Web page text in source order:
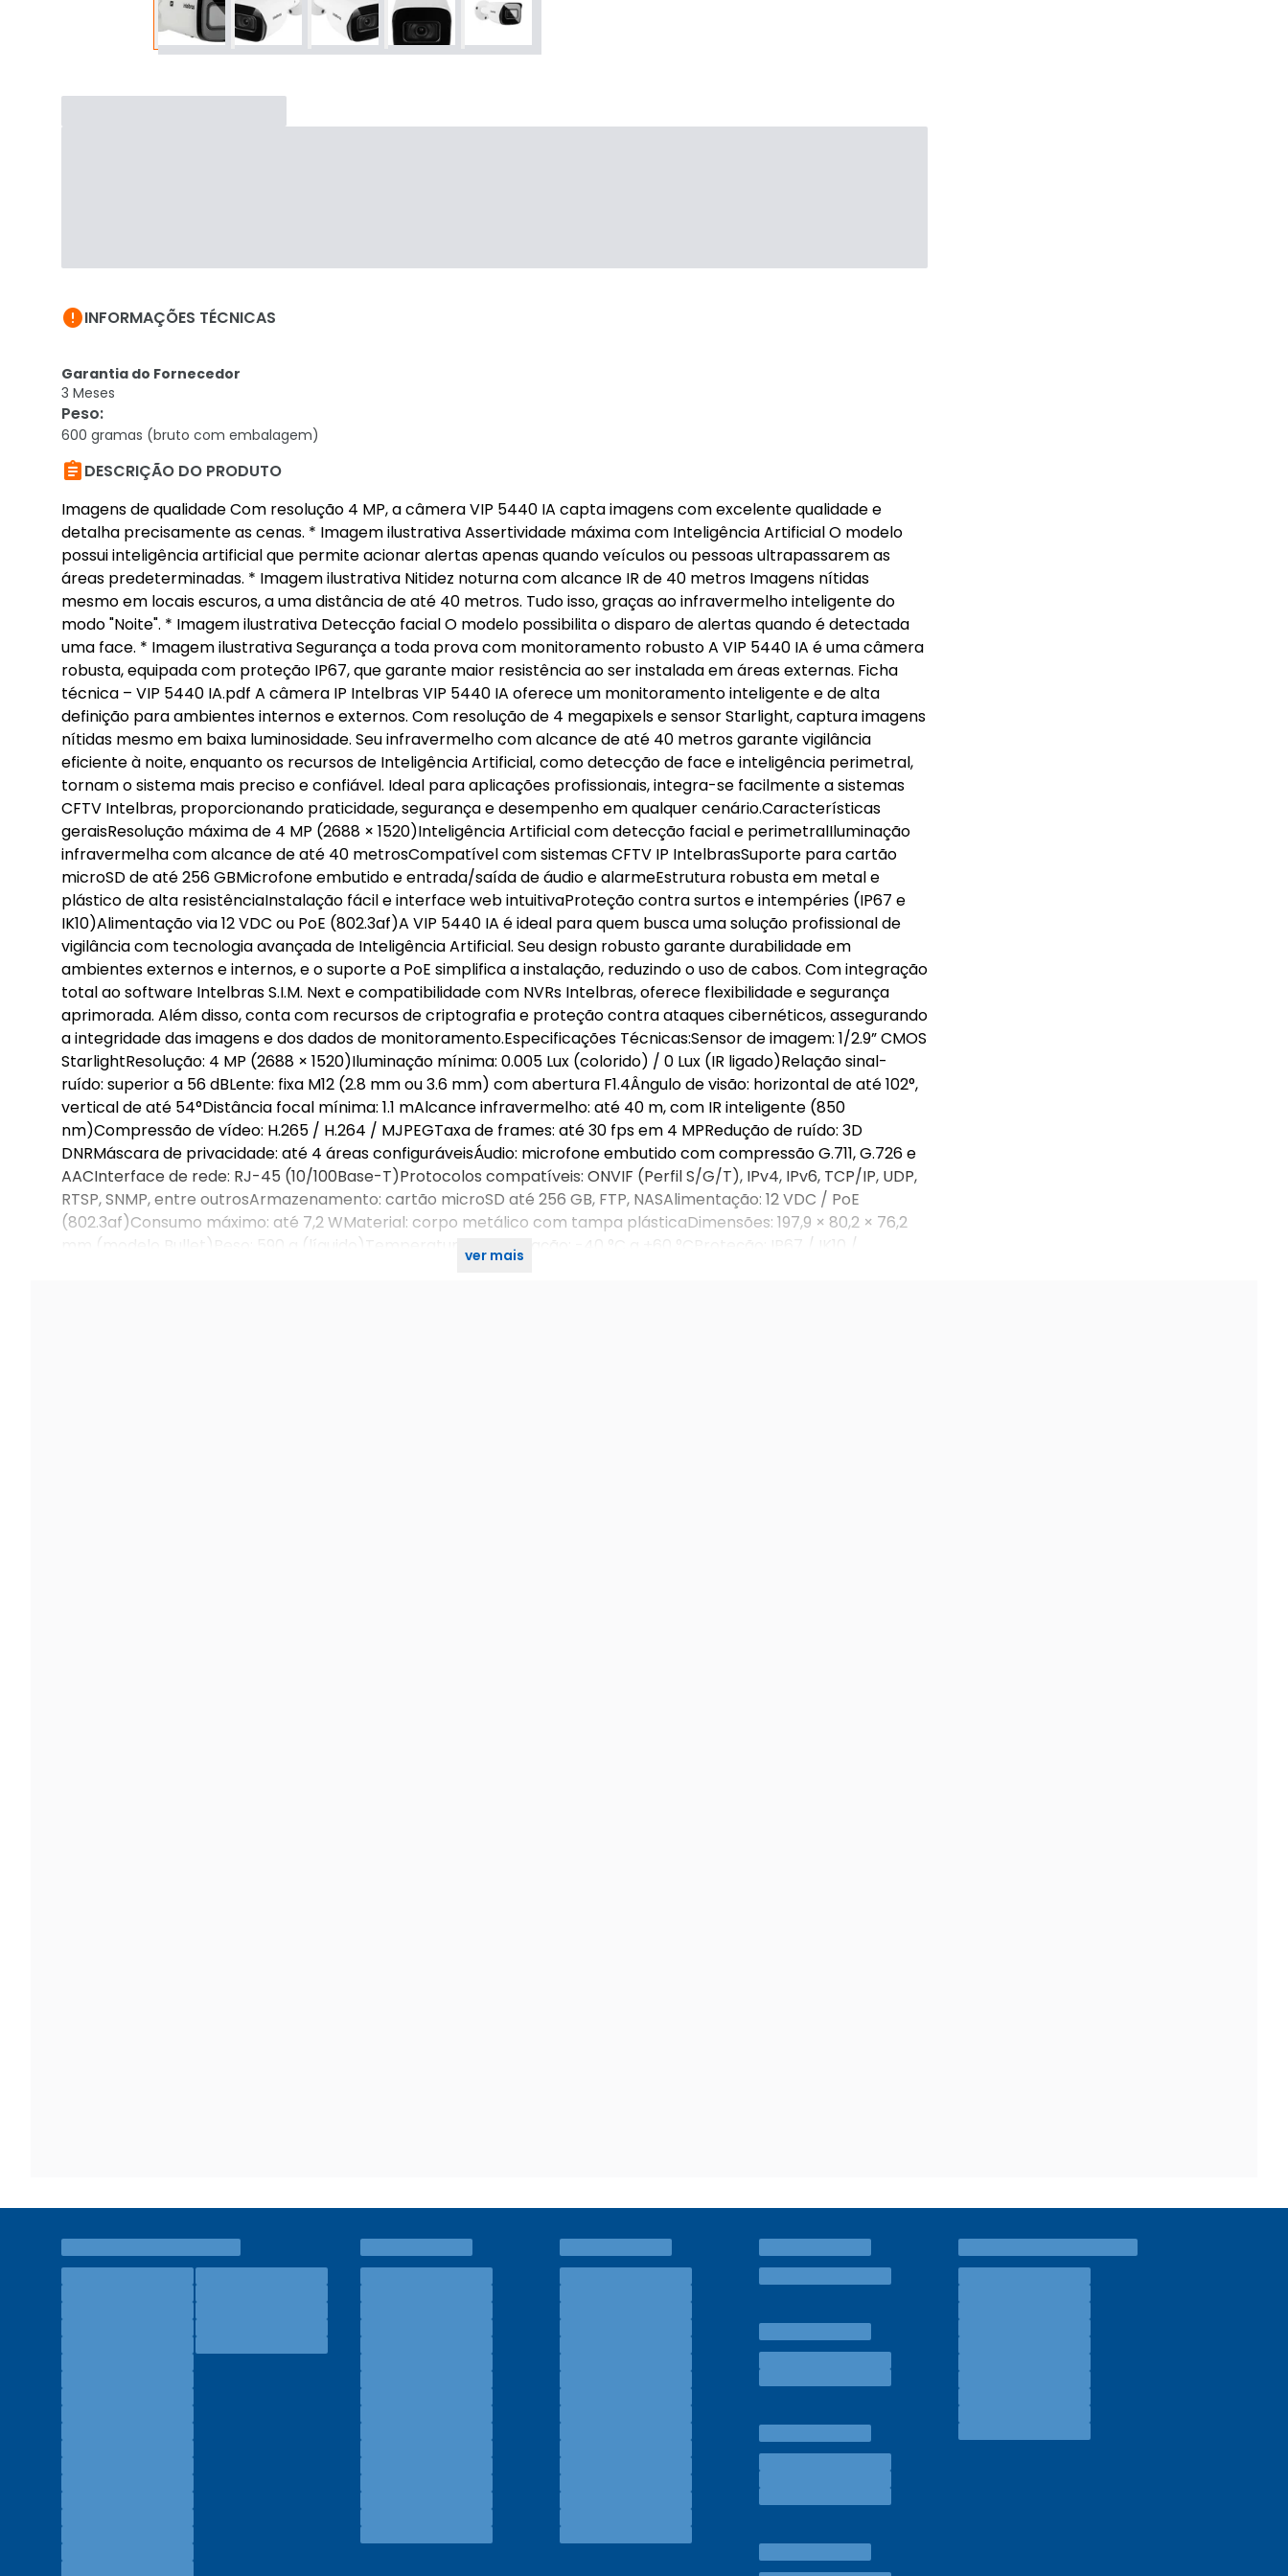
INFORMAÇÕES TÉCNICAS
Garantia do Fornecedor
3 Meses
Peso:
600 gramas (bruto com embalagem)
DESCRIÇÃO DO PRODUTO
Imagens de qualidade Com resolução 4 MP, a câmera VIP 5440 IA capta imagens com excelente qualidade e
detalha precisamente as cenas. * Imagem ilustrativa Assertividade máxima com Inteligência Artificial O modelo
possui inteligência artificial que permite acionar alertas apenas quando veículos ou pessoas ultrapassarem as
áreas predeterminadas. * Imagem ilustrativa Nitidez noturna com alcance IR de 40 metros Imagens nítidas
mesmo em locais escuros, a uma distância de até 40 metros. Tudo isso, graças ao infravermelho inteligente do
modo "Noite". * Imagem ilustrativa Detecção facial O modelo possibilita o disparo de alertas quando é detectada
uma face. * Imagem ilustrativa Segurança a toda prova com monitoramento robusto A VIP 5440 IA é uma câmera
robusta, equipada com proteção IP67, que garante maior resistência ao ser instalada em áreas externas. Ficha
técnica – VIP 5440 IA.pdf A câmera IP Intelbras VIP 5440 IA oferece um monitoramento inteligente e de alta
definição para ambientes internos e externos. Com resolução de 4 megapixels e sensor Starlight, captura imagens
nítidas mesmo em baixa luminosidade. Seu infravermelho com alcance de até 40 metros garante vigilância
eficiente à noite, enquanto os recursos de Inteligência Artificial, como detecção de face e inteligência perimetral,
tornam o sistema mais preciso e confiável. Ideal para aplicações profissionais, integra-se facilmente a sistemas
CFTV Intelbras, proporcionando praticidade, segurança e desempenho em qualquer cenário.Características
geraisResolução máxima de 4 MP (2688 × 1520)Inteligência Artificial com detecção facial e perimetralIluminação
infravermelha com alcance de até 40 metrosCompatível com sistemas CFTV IP IntelbrasSuporte para cartão
microSD de até 256 GBMicrofone embutido e entrada/saída de áudio e alarmeEstrutura robusta em metal e
plástico de alta resistênciaInstalação fácil e interface web intuitivaProteção contra surtos e intempéries (IP67 e
IK10)Alimentação via 12 VDC ou PoE (802.3af)A VIP 5440 IA é ideal para quem busca uma solução profissional de
vigilância com tecnologia avançada de Inteligência Artificial. Seu design robusto garante durabilidade em
ambientes externos e internos, e o suporte a PoE simplifica a instalação, reduzindo o uso de cabos. Com integração
total ao software Intelbras S.I.M. Next e compatibilidade com NVRs Intelbras, oferece flexibilidade e segurança
aprimorada. Além disso, conta com recursos de criptografia e proteção contra ataques cibernéticos, assegurando
a integridade das imagens e dos dados de monitoramento.Especificações Técnicas:Sensor de imagem: 1/2.9” CMOS
StarlightResolução: 4 MP (2688 × 1520)Iluminação mínima: 0.005 Lux (colorido) / 0 Lux (IR ligado)Relação sinal-
ruído: superior a 56 dBLente: fixa M12 (2.8 mm ou 3.6 mm) com abertura F1.4Ângulo de visão: horizontal de até 102°,
vertical de até 54°Distância focal mínima: 1.1 mAlcance infravermelho: até 40 m, com IR inteligente (850
nm)Compressão de vídeo: H.265 / H.264 / MJPEGTaxa de frames: até 30 fps em 4 MPRedução de ruído: 3D
DNRMáscara de privacidade: até 4 áreas configuráveisÁudio: microfone embutido com compressão G.711, G.726 e
AACInterface de rede: RJ-45 (10/100Base-T)Protocolos compatíveis: ONVIF (Perfil S/G/T), IPv4, IPv6, TCP/IP, UDP,
RTSP, SNMP, entre outrosArmazenamento: cartão microSD até 256 GB, FTP, NASAlimentação: 12 VDC / PoE
(802.3af)Consumo máximo: até 7,2 WMaterial: corpo metálico com tampa plásticaDimensões: 197,9 × 80,2 × 76,2
mm (modelo Bullet)Peso: 590 g (líquido)Temperatura de operação: -40 °C a +60 °CProteção: IP67 / IK10 /
ver mais